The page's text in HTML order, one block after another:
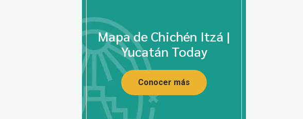
Mapa de Chichén Itzá |
Yucatán Today
Conocer más